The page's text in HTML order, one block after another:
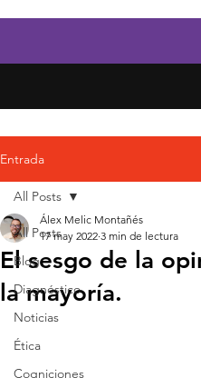
Entrada
All Posts
Blog
Diagnóstico
Noticias
Ética
Cogniciones
All Posts
El sesgo de la
la mayoría.
Álex Melic Montañés
17 may 2022 3 min de lectura